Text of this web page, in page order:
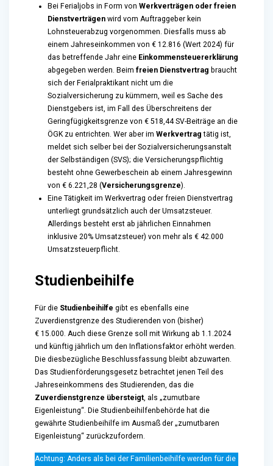
Bei Ferialjobs in Form von Werkverträgen oder freien
Dienstverträgen wird vom Auftraggeber kein
Lohnsteuerabzug vorgenommen. Diesfalls muss ab
einem Jahreseinkommen von € 12.816 (Wert 2024) für
das betreffende Jahr eine Einkommensteuererklärung
abgegeben werden. Beim freien Dienstvertrag braucht
sich der Ferialpraktikant nicht um die
Sozialversicherung zu kümmern, weil es Sache des
Dienstgebers ist, im Fall des Überschreitens der
Geringfügigkeitsgrenze von € 518,44 SV-Beiträge an die
ÖGK zu entrichten. Wer aber im Werkvertrag tätig ist,
meldet sich selber bei der Sozialversicherungsanstalt
der Selbständigen (SVS); die Versicherungspflichtig
besteht ohne Gewerbeschein ab einem Jahresgewinn
von € 6.221,28 (Versicherungsgrenze).
Eine Tätigkeit im Werkvertrag oder freien Dienstvertrag
unterliegt grundsätzlich auch der Umsatzsteuer.
Allerdings besteht erst ab jährlichen Einnahmen
inklusive 20% Umsatzsteuer) von mehr als € 42.000
Umsatzsteuerpflicht.
Studienbeihilfe
Für die Studienbeihilfe gibt es ebenfalls eine
Zuverdienstgrenze des Studierenden von (bisher)
€ 15.000. Auch diese Grenze soll mit Wirkung ab 1.1.2024
und künftig jährlich um den Inflationsfaktor erhöht werden.
Die diesbezügliche Beschlussfassung bleibt abzuwarten.
Das Studienförderungsgesetz betrachtet jenen Teil des
Jahreseinkommens des Studierenden, das die
Zuverdienstgrenze übersteigt, als „zumutbare
Eigenleistung“. Die Studienbeihilfenbehörde hat die
gewährte Studienbeihilfe im Ausmaß der „zumutbaren
Eigenleistung“ zurückzufordern.
Achtung: Anders als bei der Familienbeihilfe werden für die